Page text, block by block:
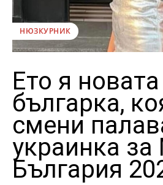
НЮЗКУРНИК
Ето я
българка,
смени
украинка
България